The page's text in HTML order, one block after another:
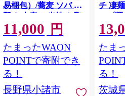
易梱包）/蕎麦 ソバ 長
野 お土産 ご当地 お取
り寄せ 麺類 信州そば
麺類
11,000 円
たまったWAON
POINTで寄附でき
る！
長野県小諸市
チ 凄
ップ
せ セ
ーメン
プラ
ント
存食
蓄
たま
る！
茨城